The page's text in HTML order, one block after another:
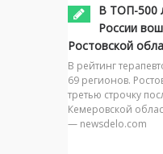
В ТОП-500
России
Ростовской
В рейтинг
69 регионов.
третью строчку
Кемеровской
— newsdelo.com